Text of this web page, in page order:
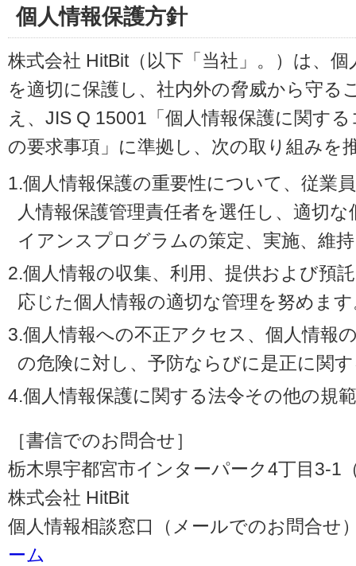
個人情報保護方針
株式会社 HitBit（以下「当社」。）は、
を適切に保護し、社内外の脅威から守る
え、JIS Q 15001「個人情報保護に関す
の要求事項」に準拠し、次の取り組みを
1.個人情報保護の重要性について、従業
人情報保護管理責任者を選任し、適切
イアンスプログラムの策定、実施、維
2.個人情報の収集、利用、提供および預
応じた個人情報の適切な管理を努めま
3.個人情報への不正アクセス、個人情報
の危険に対し、予防ならびに是正に関
4.個人情報保護に関する法令その他の規
［書信でのお問合せ］
栃木県宇都宮市インターパーク4丁目3-1
株式会社 HitBit
個人情報相談窓口（メールでのお問合せ
ーム